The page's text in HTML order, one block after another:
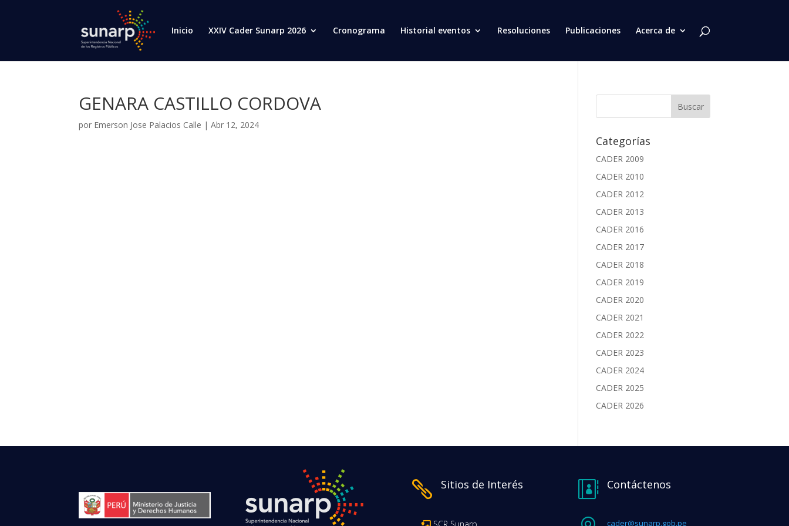
Inicio XXIV Cader Sunarp 2026 Cronograma Historial eventos Resoluciones Publicaciones Acerca de
GENARA CASTILLO CORDOVA
por Emerson Jose Palacios Calle |Abr 12, 2024
Categorías
CADER 2009
CADER 2010
CADER 2012
CADER 2013
CADER 2016
CADER 2017
CADER 2018
CADER 2019
CADER 2020
CADER 2021
CADER 2022
CADER 2023
CADER 2024
CADER 2025
CADER 2026
 Sitios de Interés
SCR Sunarp
 Contáctenos
cader@sunarp.gob.pe